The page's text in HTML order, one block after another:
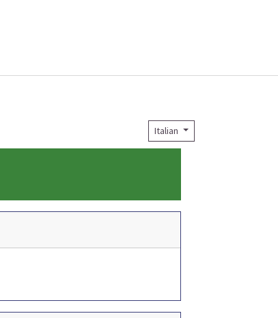
Italian